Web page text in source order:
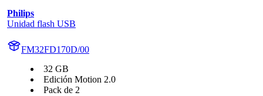
Philips
Unidad flash USB
FM32FD170D/00
32 GB
Edición Motion 2.0
Pack de 2